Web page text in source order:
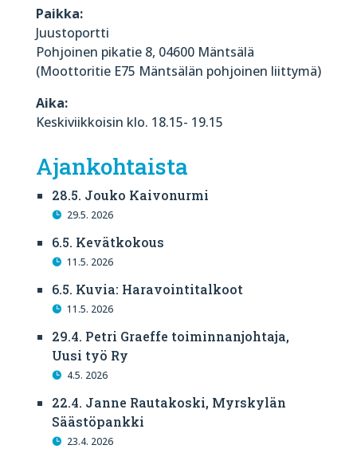
Paikka:
Juustoportti
Pohjoinen pikatie 8, 04600 Mäntsälä
(Moottoritie E75 Mäntsälän pohjoinen liittymä)
Aika:
Keskiviikkoisin klo. 18.15- 19.15
Ajankohtaista
28.5. Jouko Kaivonurmi
29.5. 2026
6.5. Kevätkokous
11.5. 2026
6.5. Kuvia: Haravointitalkoot
11.5. 2026
29.4. Petri Graeffe toiminnanjohtaja,
Uusi työ Ry
4.5. 2026
22.4. Janne Rautakoski, Myrskylän
Säästöpankki
23.4. 2026